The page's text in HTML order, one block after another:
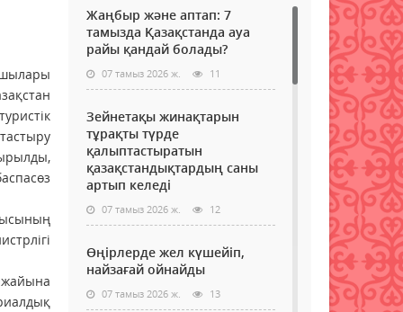
Жаңбыр және аптап: 7
тамызда Қазақстанда ауа
райы қандай болады?
07 тамыз 2026 ж. 11
Зейнетақы жинақтарын
тұрақты түрде
қалыптастыратын
қазақстандықтардың саны
артып келеді
07 тамыз 2026 ж. 12
Өңірлерде жел күшейіп,
найзағай ойнайды
07 тамыз 2026 ж. 13